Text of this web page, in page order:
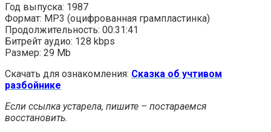
Год выпуска: 1987
Формат: MP3 (оцифрованная грампластинка)
Продолжительность: 00:31:41
Битрейт аудио: 128 kbps
Размер: 29 Mb
Скачать для ознакомления: Сказка об учтивом
разбойнике
Если ссылка устарела, пишите – постараемся
восстановить.